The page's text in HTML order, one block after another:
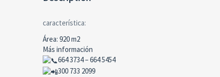
característica:
Área: 920 m2
Más información
664 3734 – 664 5454
300 733 2099